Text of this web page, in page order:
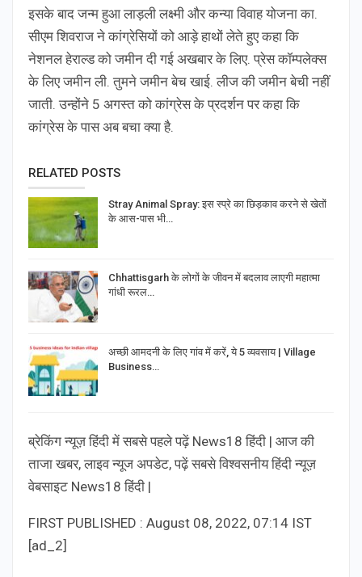
इसके बाद जन्म हुआ लाड़ली लक्ष्मी और कन्या विवाह योजना का.
सीएम शिवराज ने कांग्रेसियों को आड़े हाथों लेते हुए कहा कि
नेशनल हेराल्ड को जमीन दी गई अखबार के लिए. प्रेस कॉम्पलेक्स
के लिए जमीन ली. तुमने जमीन बेच खाई. लीज की जमीन बेची नहीं
जाती. उन्होंने 5 अगस्त को कांग्रेस के प्रदर्शन पर कहा कि
कांग्रेस के पास अब बचा क्या है.
RELATED POSTS
Stray Animal Spray: इस स्प्रे का छिड़काव करने से खेतों
के आस-पास भी…
Chhattisgarh के लोगों के जीवन में बदलाव लाएगी महात्मा
गांधी रूरल…
अच्छी आमदनी के लिए गांव में करें, ये 5 व्यवसाय | Village
Business…
ब्रेकिंग न्यूज़ हिंदी में सबसे पहले पढ़ें News18 हिंदी | आज की
ताजा खबर, लाइव न्यूज अपडेट, पढ़ें सबसे विश्वसनीय हिंदी न्यूज़
वेबसाइट News18 हिंदी |
FIRST PUBLISHED : August 08, 2022, 07:14 IST
[ad_2]